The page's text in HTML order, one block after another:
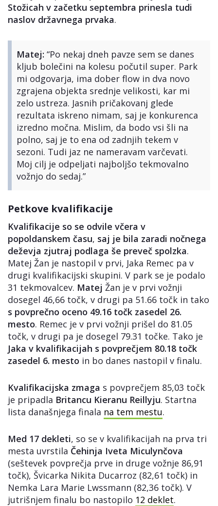
Stožicah v začetku septembra prinesla tudi
naslov državnega prvaka.
Matej: “Po nekaj dneh pavze sem se danes
kljub bolečini na kolesu počutil super. Park
mi odgovarja, ima dober flow in dva novo
zgrajena objekta srednje velikosti, kar mi
zelo ustreza. Jasnih pričakovanj glede
rezultata iskreno nimam, saj je konkurenca
izredno močna. Mislim, da bodo vsi šli na
polno, saj je to ena od zadnjih tekem v
sezoni. Tudi jaz ne nameravam varčevati.
Moj cilj je odpeljati najboljšo tekmovalno
vožnjo do sedaj.”
Petkove kvalifikacije
Kvalifikacije so se odvile včera v
popoldanskem času, saj je bila zaradi nočnega
deževja zjutraj podlaga še preveč spolzka.
Matej Žan je nastopil v prvi, Jaka Remec pa v
drugi kvalifikacijski skupini. V park se je podalo
31 tekmovalcev. Matej Žan je v prvi vožnji
dosegel 46,66 točk, v drugi pa 51.66 točk in tako
s povprečno oceno 49.16 točk zasedel 26.
mesto. Remec je v prvi vožnji prišel do 81.05
točk, v drugi pa je dosegel 79.31 točke. Tako je
Jaka v kvalifikacijah s povprečjem 80.18 točk
zasedel 6. mesto in bo danes nastopil v finalu.
Kvalifikacijska zmaga s povprečjem 85,03 točk
je pripadla Britancu Kieranu Reillyju. Startna
lista današnjega finala na tem mestu.
Med 17 dekleti, so se v kvalifikacijah na prva tri
mesta uvrstila Čehinja Iveta Miculynčova
(seštevek povprečja prve in druge vožnje 86,91
točk), Švicarka Nikita Ducarroz (82,61 točk) in
Nemka Lara Marie Lwssmann (82,36 točk). V
jutrišnjem finalu bo nastopilo 12 deklet.